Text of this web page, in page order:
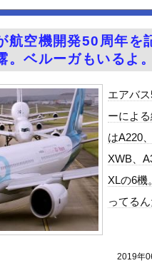
た医師、全身麻痺へ…「死んだほう
が、始めるまでのロードマップ教え
「20歳でアルファード一括で買えち
わいい
荷してるんやけど「こういうの欲しい
ードや濡れ場おっぱいがエロ過ぎる！
を巻いて焼いただけの料理、なぜかグ
的に行っては「こんなもんか…」って
至近距離でイチャイチャできる新作イ
ん』6話感想 モブ令嬢に絡まれるアン
ビスかと思ったら野生の炊飯器で草
ランキング、ついに発表される
航空機開発50周年を
。ベルーガもいるよ。
エアバ
ーによ
はA220
XWB、
XLの6機
ってる
2019年